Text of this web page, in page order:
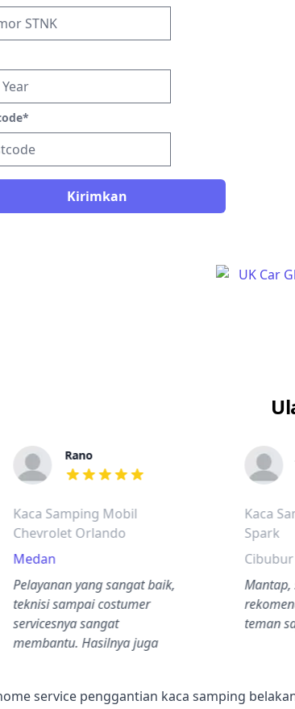
*
Kirimkan
Rano
dari ulasan adalah bintang lima
Kaca Samping Mobil
Chevrolet Orlando
Medan
Pelayanan yang sangat baik,
teknisi sampai costumer
servicesnya sangat
membantu. Hasilnya juga
Kaca
Spark
Cibubur
Mantap,
teman
service penggantian kaca samping